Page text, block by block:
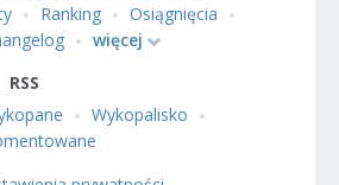
Ranking
Osiągnięcia
więcej
RSS
Wykopalisko